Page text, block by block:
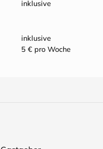
inklusive
inklusive
5 € pro Woche